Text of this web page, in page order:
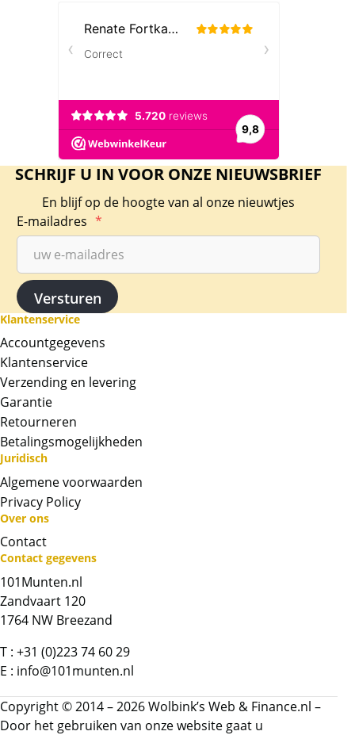
Neem contact op met op!
Contactformulier
SCHRIJF U IN VOOR ONZE NIEUWSBRIEF
En blijf op de hoogte van al onze nieuwtjes
E-mailadres *
Klantenservice
Accountgegevens
Klantenservice
Verzending en levering
Garantie
Retourneren
Betalingsmogelijkheden
Juridisch
Algemene voorwaarden
Privacy Policy
Over ons
Contact
Contact gegevens
101Munten.nl
Zandvaart 120
1764 NW Breezand
T : +31 (0)223 74 60 29
E : info@101munten.nl
Copyright © 2014 – 2026 Wolbink’s Web & Finance.nl –
Door het gebruiken van onze website gaat u